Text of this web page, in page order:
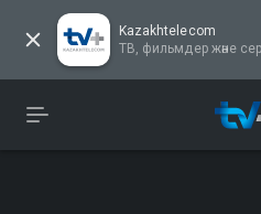
Kazakhtelecom
ТВ, фильмдер және